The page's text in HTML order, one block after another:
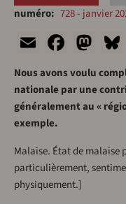
numéro
728 - janvier
Email
Nous avons voulu
nationale par une
généralement au «
exemple.
Malaise. État de malaise
particulièrement,
physiquement.]